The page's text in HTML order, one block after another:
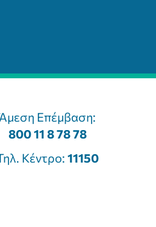
Επέμβαση:
800 11 8 78 78
Κέντρο: 11150